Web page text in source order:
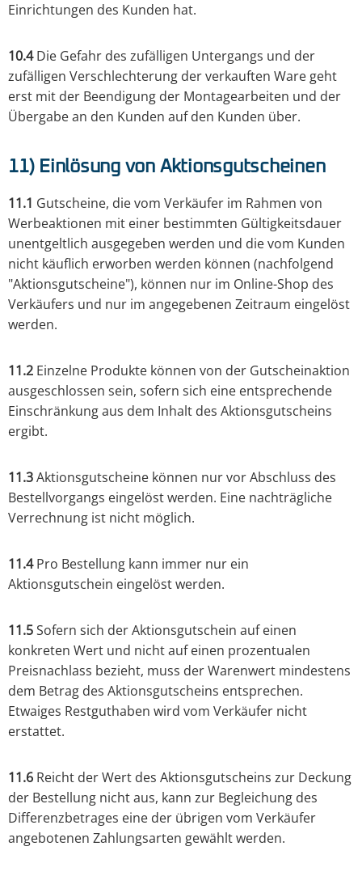
Einrichtungen des Kunden hat.
10.4Die Gefahr des zufälligen Untergangs und der
zufälligen Verschlechterung der verkauften Ware geht
erst mit der Beendigung der Montagearbeiten und der
Übergabe an den Kunden auf den Kunden über.
11) Einlösung von Aktionsgutscheinen
11.1 Gutscheine, die vom Verkäufer im Rahmen von
Werbeaktionen mit einer bestimmten Gültigkeitsdauer
unentgeltlich ausgegeben werden und die vom Kunden
nicht käuflich erworben werden können (nachfolgend
"Aktionsgutscheine"), können nur im Online-Shop des
Verkäufers und nur im angegebenen Zeitraum eingelöst
werden.
11.2 Einzelne Produkte können von der Gutscheinaktion
ausgeschlossen sein, sofern sich eine entsprechende
Einschränkung aus dem Inhalt des Aktionsgutscheins
ergibt.
11.3Aktionsgutscheine können nur vor Abschluss des
Bestellvorgangs eingelöst werden. Eine nachträgliche
Verrechnung ist nicht möglich.
11.4Pro Bestellung kann immer nur ein
Aktionsgutschein eingelöst werden.
11.5Sofern sich der Aktionsgutschein auf einen
konkreten Wert und nicht auf einen prozentualen
Preisnachlass bezieht, muss der Warenwert mindestens
dem Betrag des Aktionsgutscheins entsprechen.
Etwaiges Restguthaben wird vom Verkäufer nicht
erstattet.
11.6 Reicht der Wert des Aktionsgutscheins zur Deckung
der Bestellung nicht aus, kann zur Begleichung des
Differenzbetrages eine der übrigen vom Verkäufer
angebotenen Zahlungsarten gewählt werden.